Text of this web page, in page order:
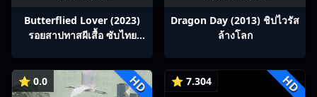
Butterflied Lover (2023)
รอยสาปทาสผีเสื้อ ซับไทย
Dragon Day (2013) ชิปไวรัส
ล้างโลก
⭐ 0.0 HD ⭐ 7.304 HD